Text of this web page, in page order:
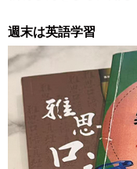
週末は英語学習